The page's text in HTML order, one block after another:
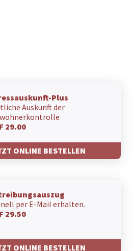
Plus
Auskunft der
29.00
ONLINE BESTELLEN
per E-Mail erhalten.
29.50
ONLINE BESTELLEN